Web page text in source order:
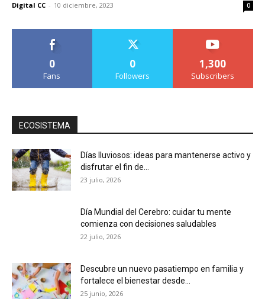
Digital CC - 10 diciembre, 2023 0
0
Fans
0
Followers
1,300
Subscribers
ECOSISTEMA
Días lluviosos: ideas para mantenerse activo y
disfrutar el fin de...
23 julio, 2026
Día Mundial del Cerebro: cuidar tu mente
comienza con decisiones saludables
22 julio, 2026
Descubre un nuevo pasatiempo en familia y
fortalece el bienestar desde...
25 junio, 2026